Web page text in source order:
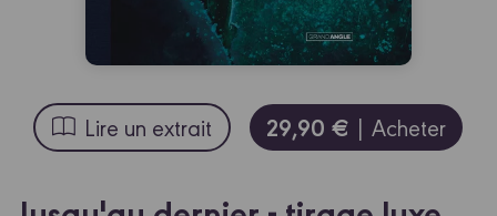
Lire un extrait 29,90 € | Acheter